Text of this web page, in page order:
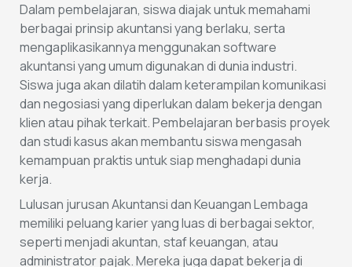
Dalam pembelajaran, siswa diajak untuk memahami
berbagai prinsip akuntansi yang berlaku, serta
mengaplikasikannya menggunakan software
akuntansi yang umum digunakan di dunia industri.
Siswa juga akan dilatih dalam keterampilan komunikasi
dan negosiasi yang diperlukan dalam bekerja dengan
klien atau pihak terkait. Pembelajaran berbasis proyek
dan studi kasus akan membantu siswa mengasah
kemampuan praktis untuk siap menghadapi dunia
kerja.
Lulusan jurusan Akuntansi dan Keuangan Lembaga
memiliki peluang karier yang luas di berbagai sektor,
seperti menjadi akuntan, staf keuangan, atau
administrator pajak. Mereka juga dapat bekerja di